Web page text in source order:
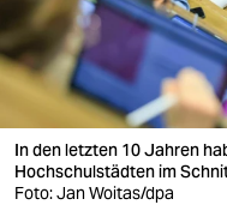
verlag
verlag
veranstaltungen
shop
In den letzten 10 Jahren
Hochschulstädten im
Foto: Jan Woitas/dpa